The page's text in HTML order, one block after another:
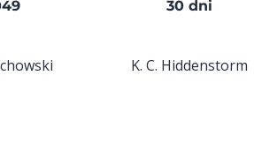
30 dni
K. C. Hiddenstorm